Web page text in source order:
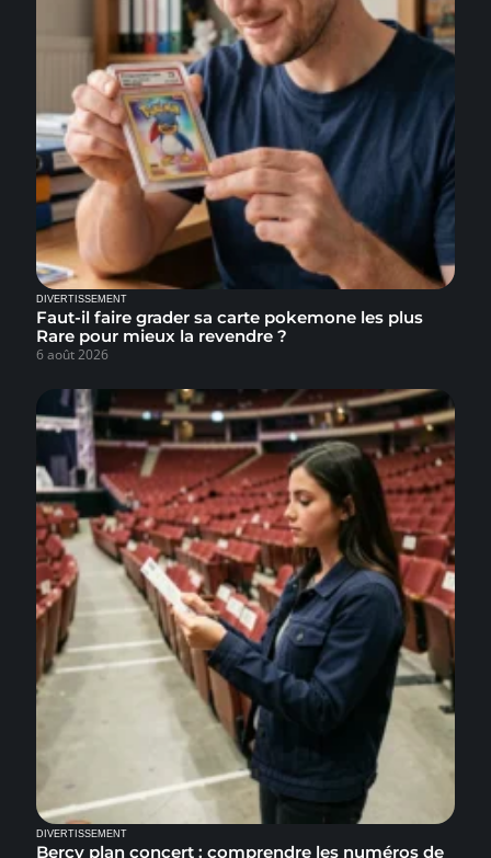
DIVERTISSEMENT
Faut-il faire grader sa carte pokemone les plus
Rare pour mieux la revendre ?
6 août 2026
DIVERTISSEMENT
Bercy plan concert : comprendre les numéros de